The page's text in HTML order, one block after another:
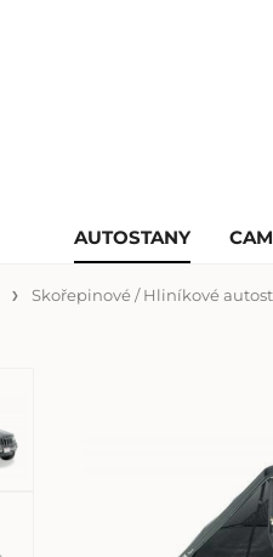
AUTOSTANY
Skořepinové / Hliníkové